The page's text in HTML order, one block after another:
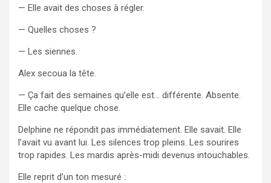
— Elle avait des choses à régler.
— Quelles choses ?
— Les siennes.
Alex secoua la tête.
— Ça fait des semaines qu’elle est… différente. Absente.
Elle cache quelque chose.
Delphine ne répondit pas immédiatement. Elle savait. Elle
l’avait vu avant lui. Les silences trop pleins. Les sourires
trop rapides. Les mardis après-midi devenus intouchables.
Elle reprit d’un ton mesuré :